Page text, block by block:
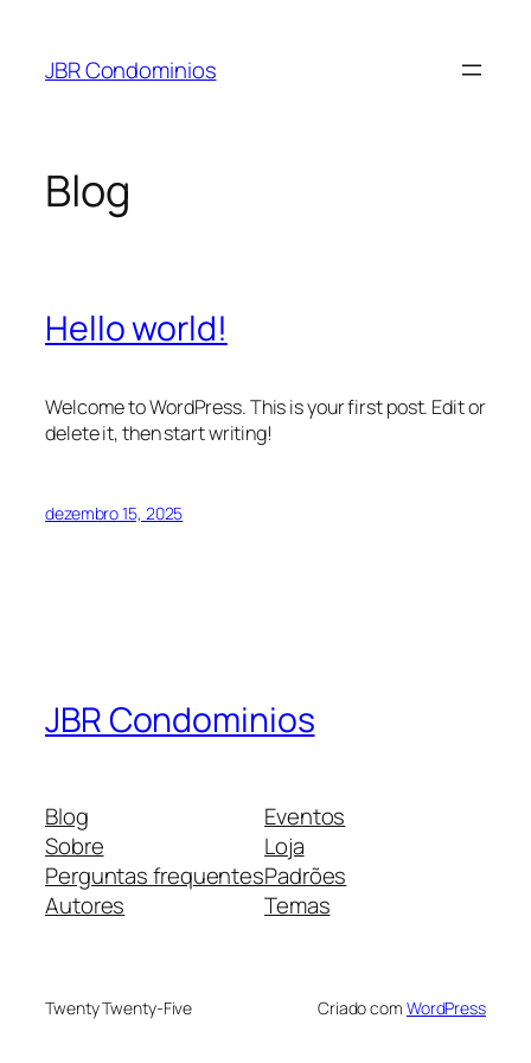
JBR Condominios
Blog
Hello world!
Welcome to WordPress. This is your first post. Edit or
delete it, then start writing!
dezembro 15, 2025
JBR Condominios
Blog
Sobre
Perguntas frequentes
Autores
Eventos
Loja
Padrões
Temas
Twenty Twenty-Five Criado com WordPress